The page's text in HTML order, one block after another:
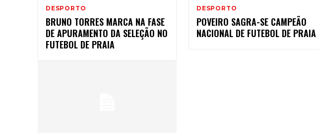
DESPORTO
BRUNO TORRES MARCA NA FASE
DE APURAMENTO DA SELEÇÃO NO
FUTEBOL DE PRAIA
DESPORTO
POVEIRO SAGRA-SE CAMPEÃO
NACIONAL DE FUTEBOL DE PRAIA